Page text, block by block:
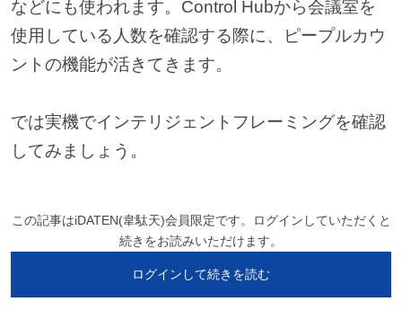
などにも使われます。Control Hubから会議室を
使用している人数を確認する際に、ピープルカウ
ントの機能が活きてきます。
では実機でインテリジェントフレーミングを確認
してみましょう。
この記事はiDATEN(韋駄天)会員限定です。ログインしていただくと
続きをお読みいただけます。
ログインして続きを読む